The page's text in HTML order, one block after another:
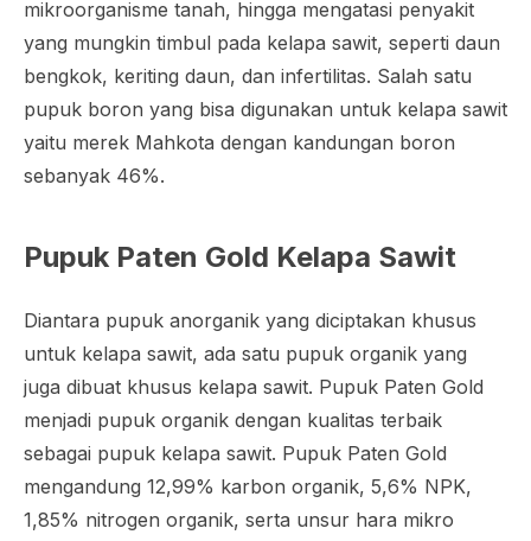
mikroorganisme tanah, hingga mengatasi penyakit
yang mungkin timbul pada kelapa sawit, seperti daun
bengkok, keriting daun, dan infertilitas. Salah satu
pupuk boron yang bisa digunakan untuk kelapa sawit
yaitu merek Mahkota dengan kandungan boron
sebanyak 46%.
Pupuk Paten Gold Kelapa Sawit
Diantara pupuk anorganik yang diciptakan khusus
untuk kelapa sawit, ada satu pupuk organik yang
juga dibuat khusus kelapa sawit. Pupuk Paten Gold
menjadi pupuk organik dengan kualitas terbaik
sebagai pupuk kelapa sawit. Pupuk Paten Gold
mengandung 12,99% karbon organik, 5,6% NPK,
1,85% nitrogen organik, serta unsur hara mikro